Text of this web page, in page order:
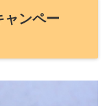
ャンペー